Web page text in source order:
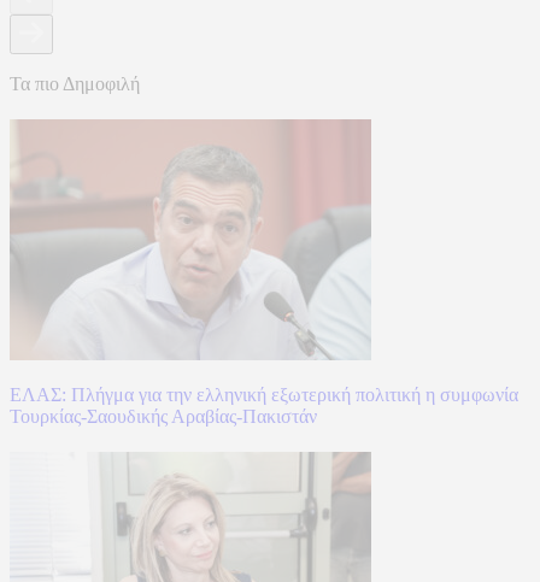
Τα πιο Δημοφιλή
ΕΛΑΣ: Πλήγμα για την ελληνική εξωτερική πολιτική η συμφωνία
Τουρκίας-Σαουδικής Αραβίας-Πακιστάν